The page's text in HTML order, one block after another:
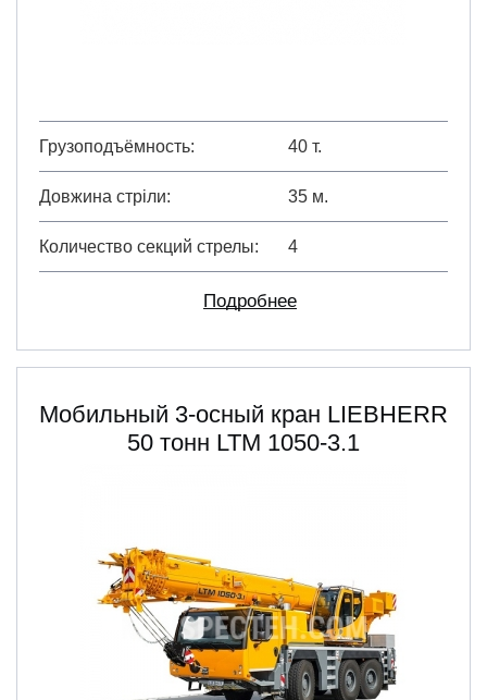
Грузоподъёмность 40 т.
Довжина стріли 35 м.
Количество секций стрелы 4
Подробнее
Мобильный 3-осный кран LIEBHERR
50 тонн LTM 1050-3.1